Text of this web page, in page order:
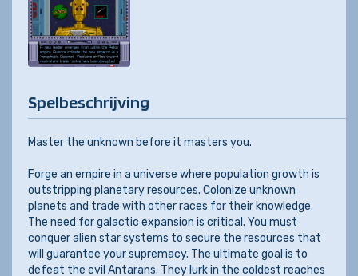
Spelbeschrijving
Master the unknown before it masters you.
Forge an empire in a universe where population growth is
outstripping planetary resources. Colonize unknown
planets and trade with other races for their knowledge.
The need for galactic expansion is critical. You must
conquer alien star systems to secure the resources that
will guarantee your supremacy. The ultimate goal is to
defeat the evil Antarans. They lurk in the coldest reaches